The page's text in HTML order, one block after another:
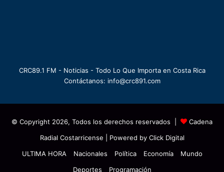
CRC89.1 FM - Noticias - Todo Lo Que Importa en Costa Rica
Contáctanos: info@crc891.com
© Copyright 2026, Todos los derechos reservados |
Cadena
Radial Costarricense | Powered by Click Digital
ULTIMA HORA
Nacionales Política Economía
Mundo
Deportes
Programación